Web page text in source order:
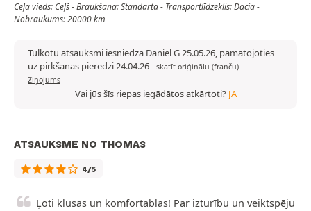
Ceļa vieds: Ceļš - Braukšana: Standarta - Transportlīdzeklis: Dacia -
Nobraukums: 20000 km
Tulkotu atsauksmi iesniedza Daniel G 25.05.26, pamatojoties
uz pirkšanas pieredzi 24.04.26- skatīt oriģinālu (franču)
Ziņojums
Vai jūs šīs riepas iegādātos atkārtoti? JĀ
ATSAUKSME NO THOMAS
4/5
Ļoti klusas un komfortablas! Par izturību un veiktspēju